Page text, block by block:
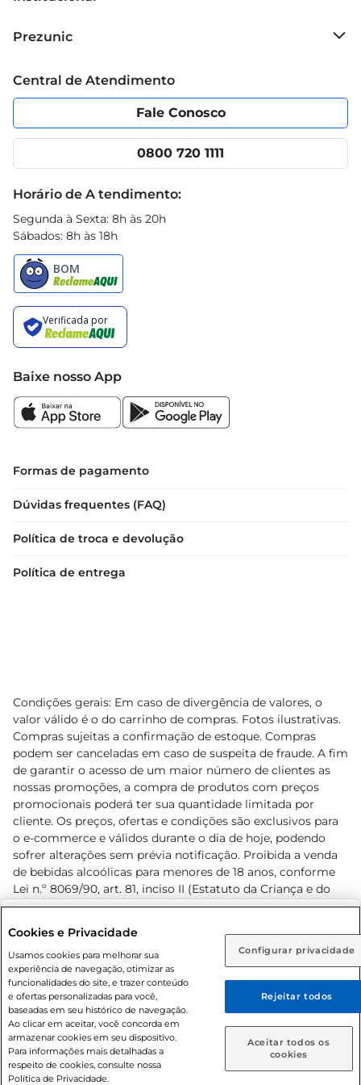
Rio de Janeiro (RJ) Goiás (GO)
Ou
Caso queira comprar online, informe como deseja receber
suas compras:
Entrega em casa Retire em Loja
Grupo Cencosud
Política de Privacidade
Portal do fornecedor
Cencosud Media
Prezunic
Código de Ética
App Prezunic
Central de Atendimento
Fale Conosco
0800 720 1111
Horário de A tendimento:
Segunda à Sexta: 8h às 20h
Sábados: 8h às 18h
Baixe nosso App
Formas de pagamento
Dúvidas frequentes (FAQ)
Política de troca e devolução
Política de entrega
Condições gerais: Em caso de divergência de valores, o
valor válido é o do carrinho de compras. Fotos ilustrativas.
Compras sujeitas a confirmação de estoque. Compras
podem ser canceladas em caso de suspeita de fraude. A fim
de garantir o acesso de um maior número de clientes as
nossas promoções, a compra de produtos com preços
promocionais poderá ter sua quantidade limitada por
cliente. Os preços, ofertas e condições são exclusivos para
o e-commerce e válidos durante o dia de hoje, podendo
sofrer alterações sem prévia notificação. Proibida a venda
de bebidas alcoólicas para menores de 18 anos, conforme
Lei n.º 8069/90, art. 81, inciso II (Estatuto da Criança e do
Adolescente). Preços e condições exclusivos para o
prévio. O valor mínimo para as compras on-line é de R$
80,00.
© 2026 Copyright. Todos os direitos
reservados Prezunic.
Cookies e Privacidade
Usamos cookies para melhorar sua
experiência de navegação, otimizar as
funcionalidades do site, e trazer conteúdo
e ofertas personalizadas para você,
baseadas em seu histórico de navegação.
Ao clicar em aceitar, você concorda em
armazenar cookies em seu dispositivo.
Para informações mais detalhadas a
respeito de cookies, consulte nossa
Política de Privacidade.
Configurar privacidade
Rejeitar todos
Aceitar todos os
cookies